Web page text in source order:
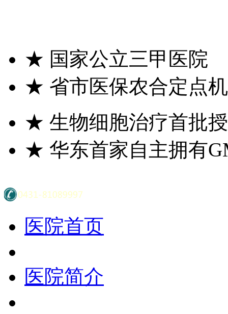
★ 国家公立三甲医院
★ 省市医保农合定点
★ 生物细胞治疗首批
★ 华东首家自主拥有
医院首页
医院简介